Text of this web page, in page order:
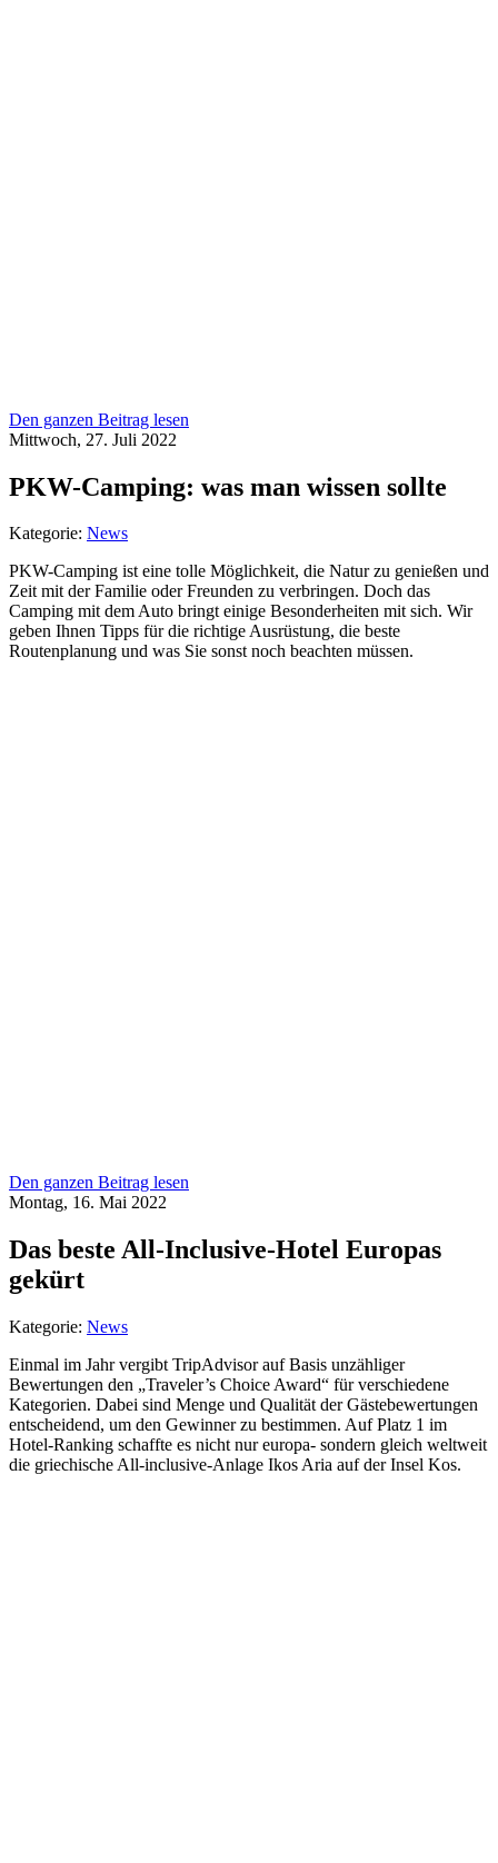
Den ganzen Beitrag lesen
Mittwoch, 27. Juli 2022
PKW-Camping: was man wissen sollte
Kategorie: News
PKW-Camping ist eine tolle Möglichkeit, die Natur zu genießen und
Zeit mit der Familie oder Freunden zu verbringen. Doch das
Camping mit dem Auto bringt einige Besonderheiten mit sich. Wir
geben Ihnen Tipps für die richtige Ausrüstung, die beste
Routenplanung und was Sie sonst noch beachten müssen.
Den ganzen Beitrag lesen
Montag, 16. Mai 2022
Das beste All-Inclusive-Hotel Europas
gekürt
Kategorie: News
Einmal im Jahr vergibt TripAdvisor auf Basis unzähliger
Bewertungen den „Traveler’s Choice Award“ für verschiedene
Kategorien. Dabei sind Menge und Qualität der Gästebewertungen
entscheidend, um den Gewinner zu bestimmen. Auf Platz 1 im
Hotel-Ranking schaffte es nicht nur europa- sondern gleich weltweit
die griechische All-inclusive-Anlage Ikos Aria auf der Insel Kos.